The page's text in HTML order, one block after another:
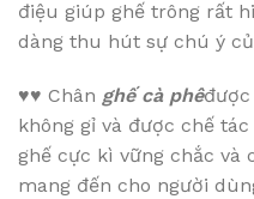
điệu giúp ghế trông rất
dàng thu hút sự chú ý
♥♥ Chân ghế cà phêđược
không gỉ và được chế
ghế cực kì vững chắc và
mang đến cho người